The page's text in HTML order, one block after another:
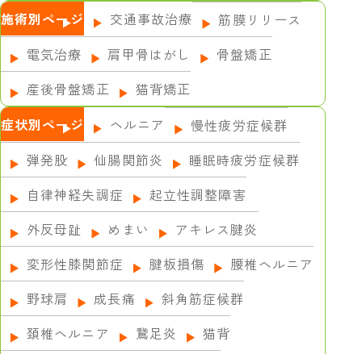
施術別ページ
交通事故治療
筋膜リリース
電気治療
肩甲骨はがし
骨盤矯正
産後骨盤矯正
猫背矯正
症状別ページ
ヘルニア
慢性疲労症候群
弾発股
仙腸関節炎
睡眠時疲労症候群
自律神経失調症
起立性調整障害
外反母趾
めまい
アキレス腱炎
変形性膝関節症
腱板損傷
腰椎ヘルニア
野球肩
成長痛
斜角筋症候群
頚椎ヘルニア
鵞足炎
猫背